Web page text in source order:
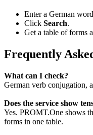
Enter a German
Click Search.
Get a table of forms
Frequently
What can I check?
German verb conjugation,
Does the service show
Yes. PROMT.One shows
forms in one table.